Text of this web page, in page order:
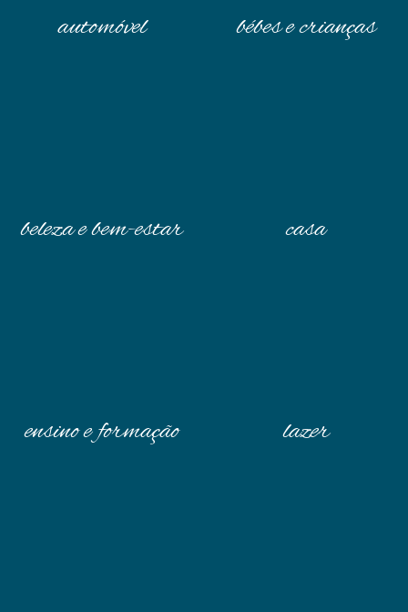
automóvel bébes e crianças
beleza e bem-estar casa
ensino e formação lazer